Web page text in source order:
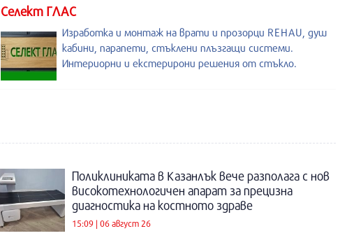
Селект ГЛАС
Изработка и монтаж на врати и прозорци REHAU, душ
кабини, парапети, стъклени плъзгащи системи.
Интериорни и екстерирони решения от стъкло.
Поликлиниката в Казанлък вече разполага с нов
високотехнологичен апарат за прецизна
диагностика на костното здраве
15:09 | 06 август 26